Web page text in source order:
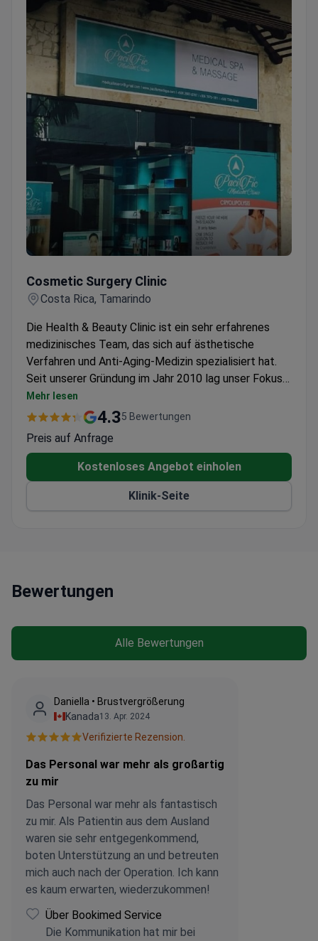
Cosmetic Surgery Clinic
Costa Rica, Tamarindo
Die Health & Beauty Clinic ist ein sehr erfahrenes
medizinisches Team, das sich auf ästhetische
Verfahren und Anti-Aging-Medizin spezialisiert hat.
Seit unserer Gründung im Jahr 2010 lag unser Fokus
immer darauf, die Erwartungen unserer Patienten zu
übertreffen und enge Beziehungen zu ihnen
aufzubauen. Unser Standort in Huacas liegt bequem
zentral zu allen umliegenden Städten und ist mit
erstklassiger Ausrüstung für erfolgreiche
kosmetische Eingriffe ausgestattet. Treffen Sie Dr.
Villalobos, den angesehensten und gefragtesten
Schönheitschirurgen in der Region Guanacaste.
Laserverfahren zur Narbenbehandlung und
Tattooentfernung an. Kontaktieren Sie uns für
Mehr lesen
4.35 Bewertungen
Preis auf Anfrage
Kostenloses Angebot einholen
Klinik-Seite
Bewertungen
Alle Bewertungen
Daniella • Brustvergrößerung
Kanada13. Apr. 2024
Verifizierte Rezension.
Das Personal war mehr als großartig
zu mir
Das Personal war mehr als fantastisch
zu mir. Als Patientin aus dem Ausland
waren sie sehr entgegenkommend,
boten Unterstützung an und betreuten
mich auch nach der Operation. Ich kann
es kaum erwarten, wiederzukommen!
Über Bookimed Service
Die Kommunikation hat mir bei